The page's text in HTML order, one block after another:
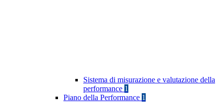
Sistema di misurazione e valutazione della
performance 1
Piano della Performance 1